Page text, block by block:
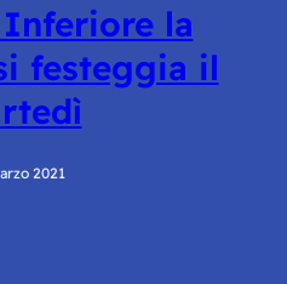
la
festeggia il
2021